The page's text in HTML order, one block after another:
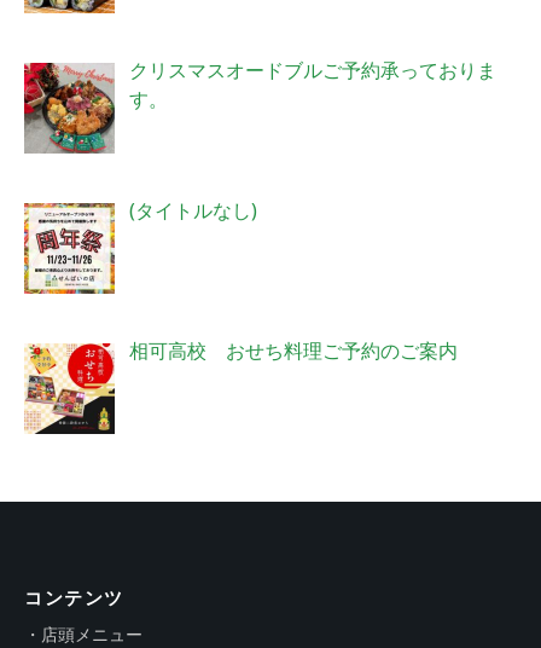
クリスマスオードブルご予約承っておりま
す。
(タイトルなし)投
相可高校 おせち料理ご予約のご案内
コンテンツ
・店頭メニュー